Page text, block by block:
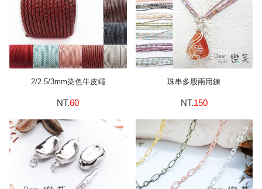
2/2.5/3mm染色牛皮繩
NT.60
珠串多股兩用鍊
NT.150